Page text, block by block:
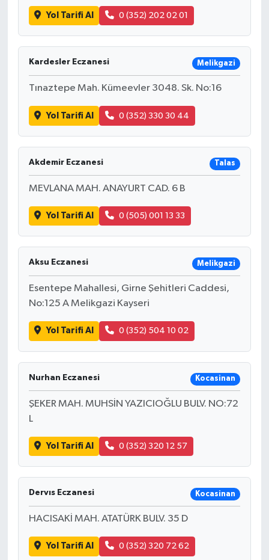
Yol Tarifi Al 0 (352) 202 02 01
Kardesler Eczanesi Melikgazi
Tınaztepe Mah. Kümeevler 3048. Sk. No:16
Yol Tarifi Al 0 (352) 330 30 44
Akdemir Eczanesi Talas
MEVLANA MAH. ANAYURT CAD. 6 B
Yol Tarifi Al 0 (505) 001 13 33
Aksu Eczanesi Melikgazi
Esentepe Mahallesi, Girne Şehitleri Caddesi,
No:125 A Melikgazi Kayseri
Yol Tarifi Al 0 (352) 504 10 02
Nurhan Eczanesi Kocasinan
ŞEKER MAH. MUHSİN YAZICIOĞLU BULV. NO:72
L
Yol Tarifi Al 0 (352) 320 12 57
Dervıs Eczanesi Kocasinan
HACISAKİ MAH. ATATÜRK BULV. 35 D
Yol Tarifi Al 0 (352) 320 72 62